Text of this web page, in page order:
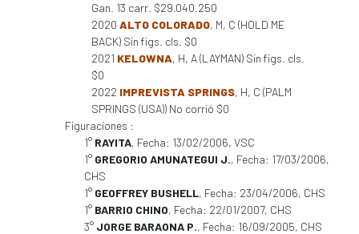
Gan. 13 carr. $29.040.250
2020 ALTO COLORADO, M, C (HOLD ME
BACK) Sin figs. cls. $0
2021 KELOWNA, H, A (LAYMAN) Sin figs. cls.
$0
2022 IMPREVISTA SPRINGS, H, C (PALM
SPRINGS (USA)) No corrió $0
Figuraciones :
1° RAYITA, Fecha: 13/02/2006, VSC
1° GREGORIO AMUNATEGUI J., Fecha: 17/03/2006,
CHS
1° GEOFFREY BUSHELL, Fecha: 23/04/2006, CHS
1° BARRIO CHINO, Fecha: 22/01/2007, CHS
3° JORGE BARAONA P., Fecha: 16/09/2005, CHS